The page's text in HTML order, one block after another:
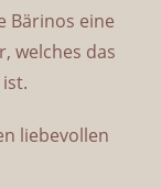
Bärinos eine
welches das
liebevollen